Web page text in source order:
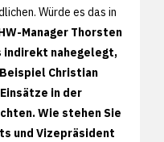
Würde es das in
Manager Thorsten
indirekt nahegelegt,
Christian
in der
Wie stehen Sie
und Vizepräsident